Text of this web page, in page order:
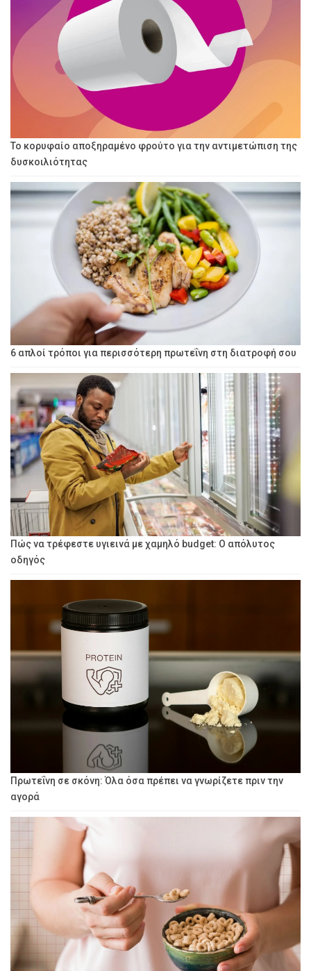
Το κορυφαίο αποξηραμένο φρούτο για την αντιμετώπιση της
δυσκοιλιότητας
6 απλοί τρόποι για περισσότερη πρωτεΐνη στη διατροφή σου
Πώς να τρέφεστε υγιεινά με χαμηλό budget: Ο απόλυτος
οδηγός
Πρωτεΐνη σε σκόνη: Όλα όσα πρέπει να γνωρίζετε πριν την
αγορά